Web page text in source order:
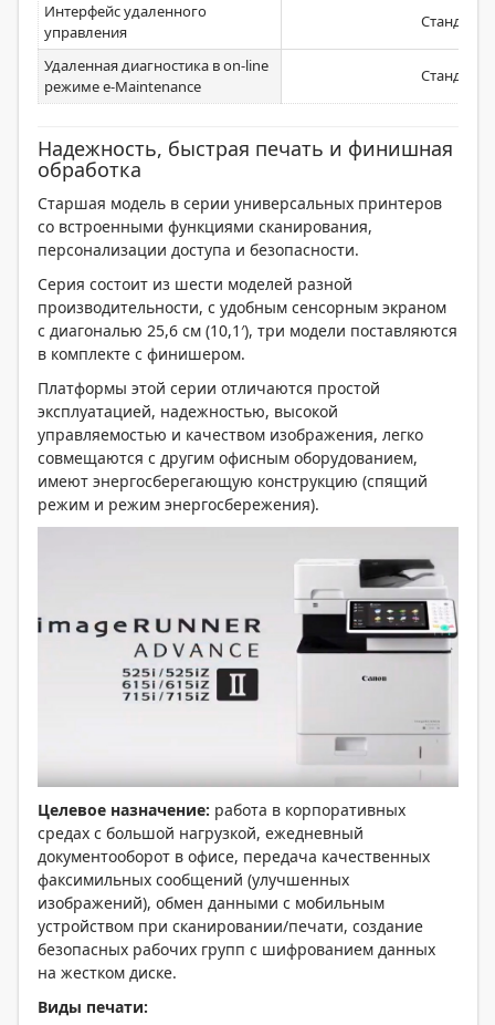
Интерфейс удаленного
управления
Удаленная диагностика в on-line
режиме e-Maintenance
Надежность, быстрая печать и финишная
обработка
Старшая модель в серии универсальных принтеров
со встроенными функциями сканирования,
персонализации доступа и безопасности.
Серия состоит из шести моделей разной
производительности, с удобным сенсорным экраном
с диагональю 25,6 см (10,1′), три модели поставляются
в комплекте с финишером.
Платформы этой серии отличаются простой
эксплуатацией, надежностью, высокой
управляемостью и качеством изображения, легко
совмещаются с другим офисным оборудованием,
имеют энергосберегающую конструкцию (спящий
режим и режим энергосбережения).
Целевое назначение: работа в корпоративных
средах с большой нагрузкой, ежедневный
документооборот в офисе, передача качественных
факсимильных сообщений (улучшенных
изображений), обмен данными с мобильным
устройством при сканировании/печати, создание
безопасных рабочих групп с шифрованием данных
на жестком диске.
Виды печати: